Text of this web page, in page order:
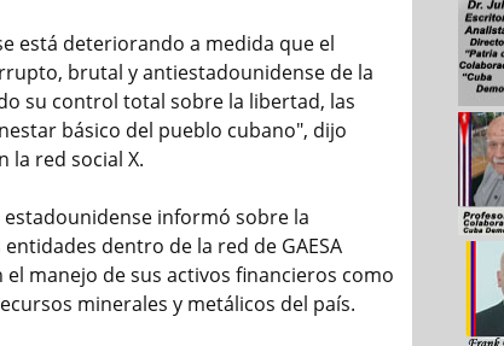
está deteriorando a medida que el
brutal y antiestadounidense de la
su control total sobre la libertad, las
básico del pueblo cubano", dijo
la red social X.
estadounidense informó sobre la
dentro de la red de GAESA
manejo de sus activos financieros como
minerales y metálicos del país.